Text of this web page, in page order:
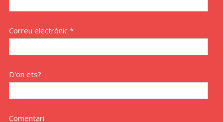
Correu electrònic *
D'on ets?
Comentari